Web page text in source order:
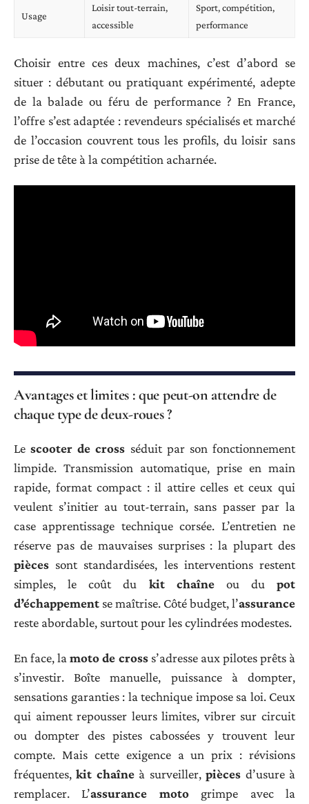
Usage
Loisir tout-terrain,
accessible
Sport, compétition,
performance
Choisir entre ces deux machines, c’est d’abord se
situer : débutant ou pratiquant expérimenté, adepte
de la balade ou féru de performance ? En France,
l’offre s’est adaptée : revendeurs spécialisés et marché
de l’occasion couvrent tous les profils, du loisir sans
prise de tête à la compétition acharnée.
Avantages et limites : que peut-on attendre de
chaque type de deux-roues ?
Lescooter de cross séduit par son fonctionnement
limpide. Transmission automatique, prise en main
rapide, format compact : il attire celles et ceux qui
veulent s’initier au tout-terrain, sans passer par la
case apprentissage technique corsée. L’entretien ne
réserve pas de mauvaises surprises : la plupart des
pièces sont standardisées, les interventions restent
simples, le coût du kit chaîneou du pot
d’échappement se maîtrise. Côté budget, l’assurance
reste abordable, surtout pour les cylindrées modestes.
En face, lamoto de crosss’adresse aux pilotes prêts à
s’investir. Boîte manuelle, puissance à dompter,
sensations garanties : la technique impose sa loi. Ceux
qui aiment repousser leurs limites, vibrer sur circuit
ou dompter des pistes cabossées y trouvent leur
compte. Mais cette exigence a un prix : révisions
fréquentes,kit chaîneà surveiller,pièces d’usure à
remplacer. L’assurance motogrimpe avec la